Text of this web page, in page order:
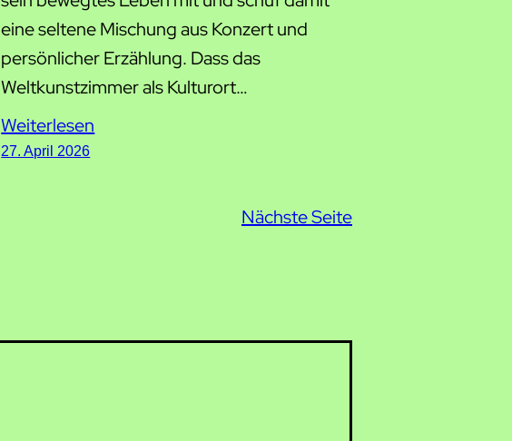
eine seltene Mischung aus Konzert und
persönlicher Erzählung. Dass das
Weltkunstzimmer als Kulturort…
Weiterlesen
27. April 2026
Nächste Seite